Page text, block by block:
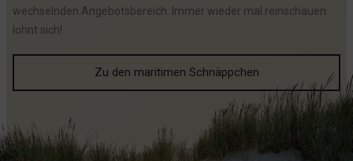
wechselnden Angebotsbereich. Immer wieder mal reinschauen
lohnt sich!
Zu den maritimen Schnäppchen